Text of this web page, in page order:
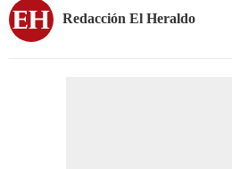
Redacción El Heraldo